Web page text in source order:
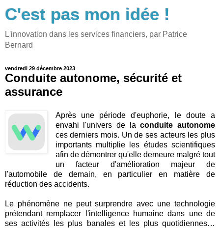
C'est pas mon idée !
L'innovation dans les services financiers, par Patrice
Bernard
vendredi 29 décembre 2023
Conduite autonome, sécurité et
assurance
Après une période d'euphorie, le doute a
envahi l'univers de laconduite autonome
ces derniers mois. Un de ses acteurs les plus
importants multiplie les études scientifiques
afin de démontrer qu'elle demeure malgré tout
un facteur d'amélioration majeur de
l'automobile de demain, en particulier en matière de
réduction des accidents.
Le phénomène ne peut surprendre avec une technologie
prétendant remplacer l'intelligence humaine dans une de
ses activités les plus banales et les plus quotidiennes…